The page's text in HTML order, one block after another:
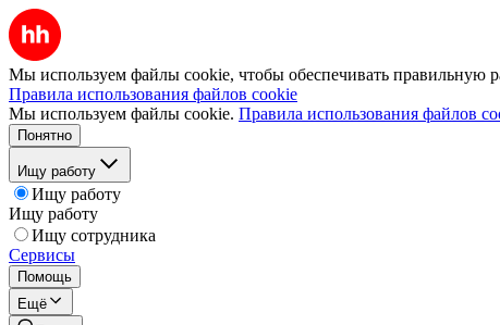
Мы используем файлы cookie, чтобы обеспечивать правильную
Правила использования файлов cookie
Мы используем файлы cookie. Правила использования файлов
Понятно
Ищу работу
Ищу работу
Ищу работу
Ищу сотрудника
Сервисы
Помощь
Ещё